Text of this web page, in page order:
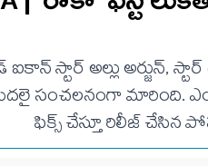
ఐకాన్ స్టార్ అల్లు
సంచలనంగా మారింది.
ఫిక్స్ చేస్తూ రిలీజ్ చేసిన